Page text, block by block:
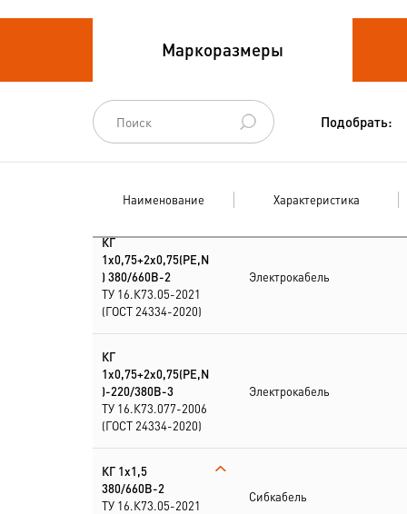
Кабели
термоэлектродные
Кабели управления
Маркоразмеры
Подобрать:
Наименование Характеристика
КГ
1х0,75+2х0,75(PE,N
) 380/660В-2
ТУ 16.К73.05-2021
(ГОСТ 24334-2020)
Электрокабель
КГ
1х0,75+2х0,75(PE,N
)-220/380В-3
ТУ 16.К73.077-2006
(ГОСТ 24334-2020)
Электрокабель
КГ 1х1,5
380/660В-2
ТУ 16.К73.05-2021
Сибкабель